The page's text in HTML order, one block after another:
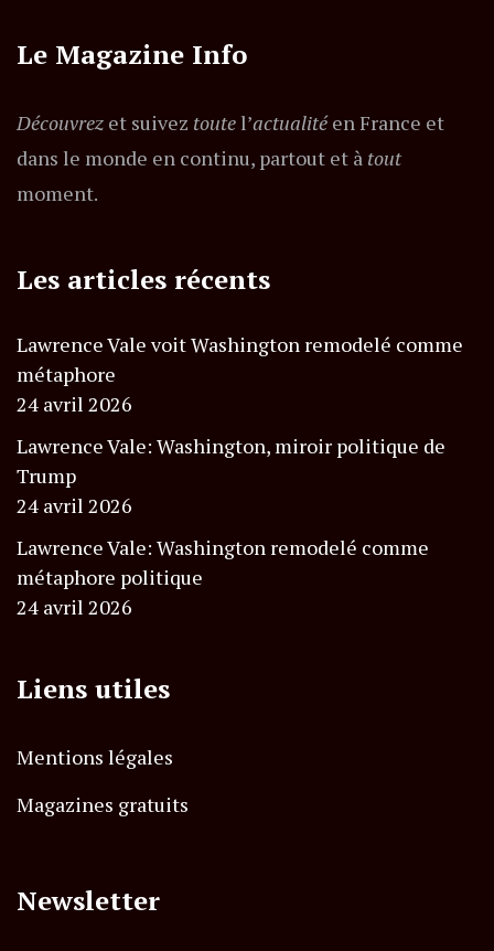
Le Magazine Info
Découvrez et suivez toutel’actualitéen France et
dans le monde en continu, partout et à tout
moment.
Les articles récents
Lawrence Vale voit Washington remodelé comme
métaphore
24 avril 2026
Lawrence Vale: Washington, miroir politique de
Trump
24 avril 2026
Lawrence Vale: Washington remodelé comme
métaphore politique
24 avril 2026
Liens utiles
Mentions légales
Magazines gratuits
Newsletter